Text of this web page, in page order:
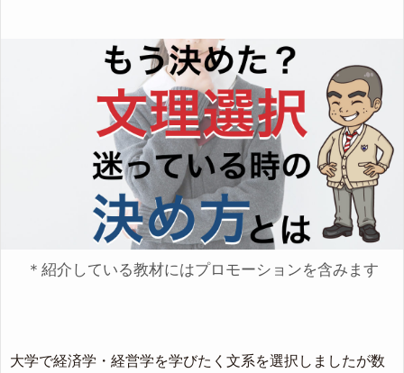
＊紹介している教材にはプロモーションを含みます
大学で経済学・経営学を学びたく文系を選択しましたが数